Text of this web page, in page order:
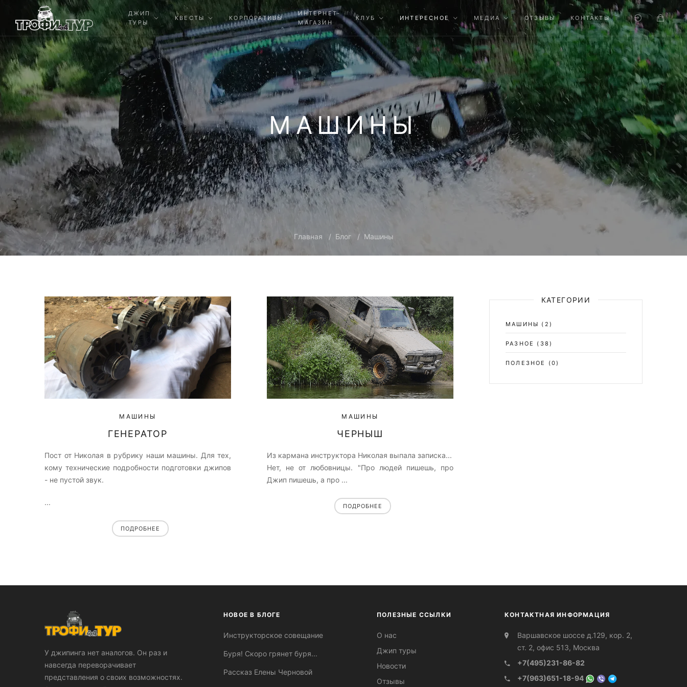
ДЖИП
ТУРЫ
КВЕСТЫ КОРПОРАТИВЫ
ИНТЕРНЕТ-
МАГАЗИН
КЛУБ ИНТЕРЕСНОЕ МЕДИА ОТЗЫВЫ КОНТАКТЫ
МАШИНЫ
Главная Блог Машины
МАШИНЫ
ГЕНЕРАТОР
Пост от Николая в рубрику наши машины. Для тех,
кому технические подробности подготовки джипов
- не пустой звук.
...
ПОДРОБНЕЕ
МАШИНЫ
ЧЕРНЫШ
Из кармана инструктора Николая выпала записка...
Нет, не от любовницы. "Про людей пишешь, про
Джип пишешь, а про ...
ПОДРОБНЕЕ
КАТЕГОРИИ
МАШИНЫ (2)
РАЗНОЕ (38)
ПОЛЕЗНОЕ (0)
У джипинга нет аналогов. Он раз и
навсегда переворачивает
представления о своих возможностях.
НОВОЕ В БЛОГЕ
Инструкторское совещание
Буря! Скоро грянет буря...
Рассказ Елены Черновой
ПОЛЕЗНЫЕ ССЫЛКИ
О нас
Джип туры
Новости
Отзывы
КОНТАКТНАЯ ИНФОРМАЦИЯ
Варшавское шоссе д.129, кор. 2,
ст. 2, офис 513, Москва
+7(495)231-86-82
+7(963)651-18-94